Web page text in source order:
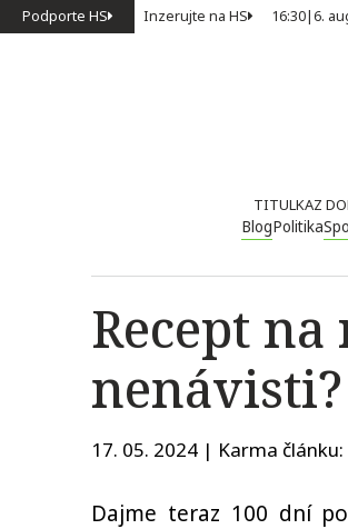
Podporte HS Inzerujte na HS 16:30|6.
TITULKAZ
BlogPolitika
Recept
nenávisti?
17. 05. 2024 | Karma článku:
Dajme teraz 100 dní